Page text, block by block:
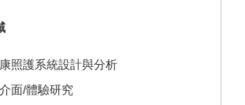
照護系統設計與分析
面/體驗研究